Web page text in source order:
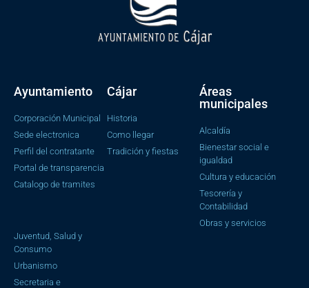
Ayuntamiento
Corporación Municipal
Sede electronica
Perfil del contratante
Portal de transparencia
Catalogo de tramites
Cájar
Historia
Como llegar
Tradición y fiestas
Áreas
municipales
Alcaldía
Bienestar social e
igualdad
Cultura y educación
Tesorería y
Contabilidad
Obras y servicios
Juventud, Salud y
Consumo
Urbanismo
Secretaria e